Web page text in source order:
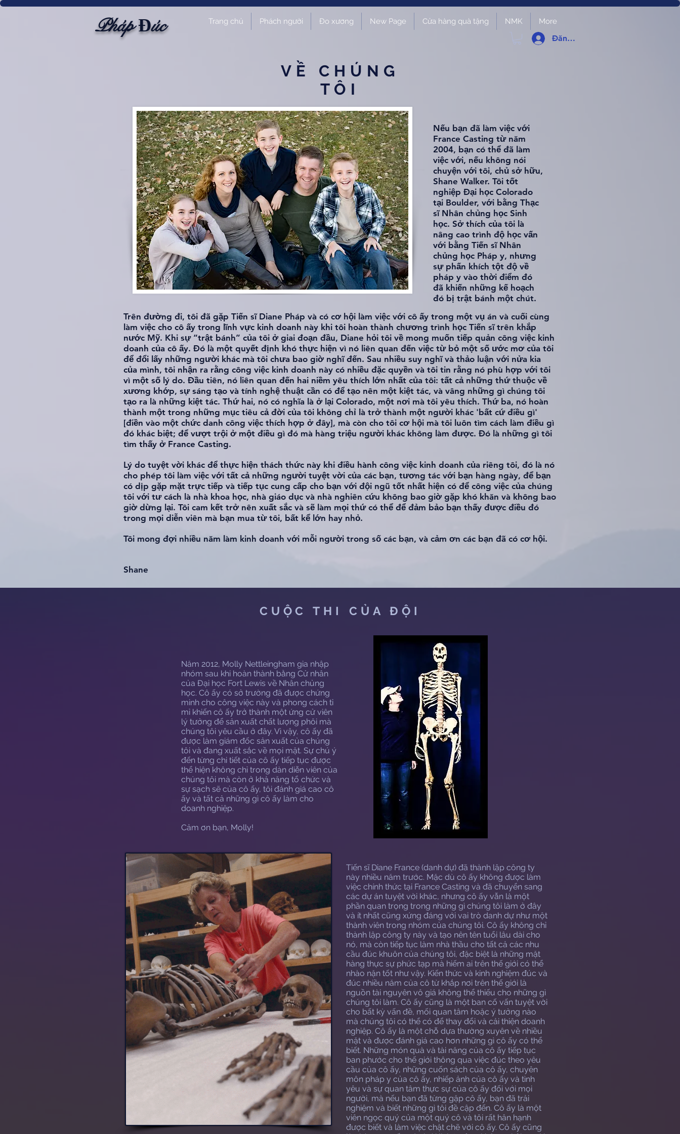
Pháp Đúc Trang chủ Phách người Đo xương New Page Cửa hàng quà tặng NMK More
Đăng nhập
VỀ CHÚNG
TÔI
Nếu bạn đã làm việc với
France Casting từ năm
2004, bạn có thể đã làm
việc với, nếu không nói
chuyện với tôi, chủ sở hữu,
Shane Walker. Tôi tốt
nghiệp Đại học Colorado
tại Boulder, với bằng Thạc
sĩ Nhân chủng học Sinh
học. Sở thích của tôi là
nâng cao trình độ học vấn
với bằng Tiến sĩ Nhân
chủng học Pháp y, nhưng
sự phấn khích tột độ về
pháp y vào thời điểm đó
đã khiến những kế hoạch
đó bị trật bánh một chút.
Trên đường đi, tôi đã gặp Tiến sĩ Diane Pháp và có cơ hội làm việc với cô ấy trong một vụ án và cuối cùng
làm việc cho cô ấy trong lĩnh vực kinh doanh này khi tôi hoàn thành chương trình học Tiến sĩ trên khắp
nước Mỹ. Khi sự “trật bánh” của tôi ở giai đoạn đầu, Diane hỏi tôi về mong muốn tiếp quản công việc kinh
doanh của cô ấy. Đó là một quyết định khó thực hiện vì nó liên quan đến việc từ bỏ một số ước mơ của tôi
để đổi lấy những người khác mà tôi chưa bao giờ nghĩ đến. Sau nhiều suy nghĩ và thảo luận với nửa kia
của mình, tôi nhận ra rằng công việc kinh doanh này có nhiều đặc quyền và tôi tin rằng nó phù hợp với tôi
vì một số lý do. Đầu tiên, nó liên quan đến hai niềm yêu thích lớn nhất của tôi: tất cả những thứ thuộc về
xương khớp, sự sáng tạo và tính nghệ thuật cần có để tạo nên một kiệt tác, và vâng những gì chúng tôi
tạo ra là những kiệt tác. Thứ hai, nó có nghĩa là ở lại Colorado, một nơi mà tôi yêu thích. Thứ ba, nó hoàn
thành một trong những mục tiêu cả đời của tôi không chỉ là trở thành một người khác 'bất cứ điều gì'
[điền vào một chức danh công việc thích hợp ở đây], mà còn cho tôi cơ hội mà tôi luôn tìm cách làm điều gì
đó khác biệt; để vượt trội ở một điều gì đó mà hàng triệu người khác không làm được. Đó là những gì tôi
tìm thấy ở France Casting.
Lý do tuyệt vời khác để thực hiện thách thức này khi điều hành công việc kinh doanh của riêng tôi, đó là nó
cho phép tôi làm việc với tất cả những người tuyệt vời của các bạn, tương tác với bạn hàng ngày, để bạn
có dịp gặp mặt trực tiếp và tiếp tục cung cấp cho bạn với đội ngũ tốt nhất hiện có để công việc của chúng
tôi với tư cách là nhà khoa học, nhà giáo dục và nhà nghiên cứu không bao giờ gặp khó khăn và không bao
giờ dừng lại. Tôi cam kết trở nên xuất sắc và sẽ làm mọi thứ có thể để đảm bảo bạn thấy được điều đó
trong mọi diễn viên mà bạn mua từ tôi, bất kể lớn hay nhỏ.
Tôi mong đợi nhiều năm làm kinh doanh với mỗi người trong số các bạn, và cảm ơn các bạn đã có cơ hội.
Shane
CUỘC THI CỦA ĐỘI
Năm 2012, Molly Nettleingham gia nhập
nhóm sau khi hoàn thành bằng Cử nhân
của Đại học Fort Lewis về Nhân chủng
học. Cô ấy có sở trường đã được chứng
minh cho công việc này và phong cách tỉ
mỉ khiến cô ấy trở thành một ứng cử viên
lý tưởng để sản xuất chất lượng phôi mà
chúng tôi yêu cầu ở đây. Vì vậy, cô ấy đã
được làm giám đốc sản xuất của chúng
tôi và đang xuất sắc về mọi mặt. Sự chú ý
đến từng chi tiết của cô ấy tiếp tục được
thể hiện không chỉ trong dàn diễn viên của
chúng tôi mà còn ở khả năng tổ chức và
sự sạch sẽ của cô ấy, tôi đánh giá cao cô
ấy và tất cả những gì cô ấy làm cho
doanh nghiệp.
Cảm ơn bạn, Molly!
Tiến sĩ Diane France (danh dự) đã thành lập công ty
này nhiều năm trước. Mặc dù cô ấy không được làm
việc chính thức tại France Casting và đã chuyển sang
các dự án tuyệt vời khác, nhưng cô ấy vẫn là một
phần quan trọng trong những gì chúng tôi làm ở đây
và ít nhất cũng xứng đáng với vai trò danh dự như một
thành viên trong nhóm của chúng tôi. Cô ấy không chỉ
thành lập công ty này và tạo nên tên tuổi lâu dài cho
nó, mà còn tiếp tục làm nhà thầu cho tất cả các nhu
cầu đúc khuôn của chúng tôi, đặc biệt là những mặt
hàng thực sự phức tạp mà hiếm ai trên thế giới có thể
nhào nặn tốt như vậy. Kiến thức và kinh nghiệm đúc và
đúc nhiều năm của cô từ khắp nơi trên thế giới là
nguồn tài nguyên vô giá không thể thiếu cho những gì
chúng tôi làm. Cô ấy cũng là một ban cố vấn tuyệt vời
cho bất kỳ vấn đề, mối quan tâm hoặc ý tưởng nào
mà chúng tôi có thể có để thay đổi và cải thiện doanh
nghiệp. Cô ấy là một chỗ dựa thường xuyên về nhiều
mặt và được đánh giá cao hơn những gì cô ấy có thể
biết. Những món quà và tài năng của cô ấy tiếp tục
ban phước cho thế giới thông qua việc đúc theo yêu
cầu của cô ấy, những cuốn sách của cô ấy, chuyên
môn pháp y của cô ấy, nhiếp ảnh của cô ấy và tình
yêu và sự quan tâm thực sự của cô ấy đối với mọi
người, mà nếu bạn đã từng gặp cô ấy, bạn đã trải
nghiệm và biết những gì tôi đề cập đến. Cô ấy là một
viên ngọc quý của một quý cô và tôi rất hân hạnh
được biết và làm việc chặt chẽ với cô ấy. Cô ấy cũng